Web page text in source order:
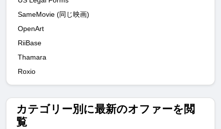
SameMovie (同じ映画)
OpenArt
RiiBase
Thamara
Roxio
カテゴリー別に最新のオファーを閲
覧